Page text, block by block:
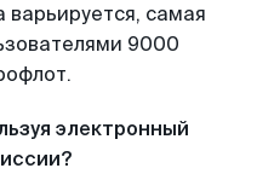
самая
9000
электронный